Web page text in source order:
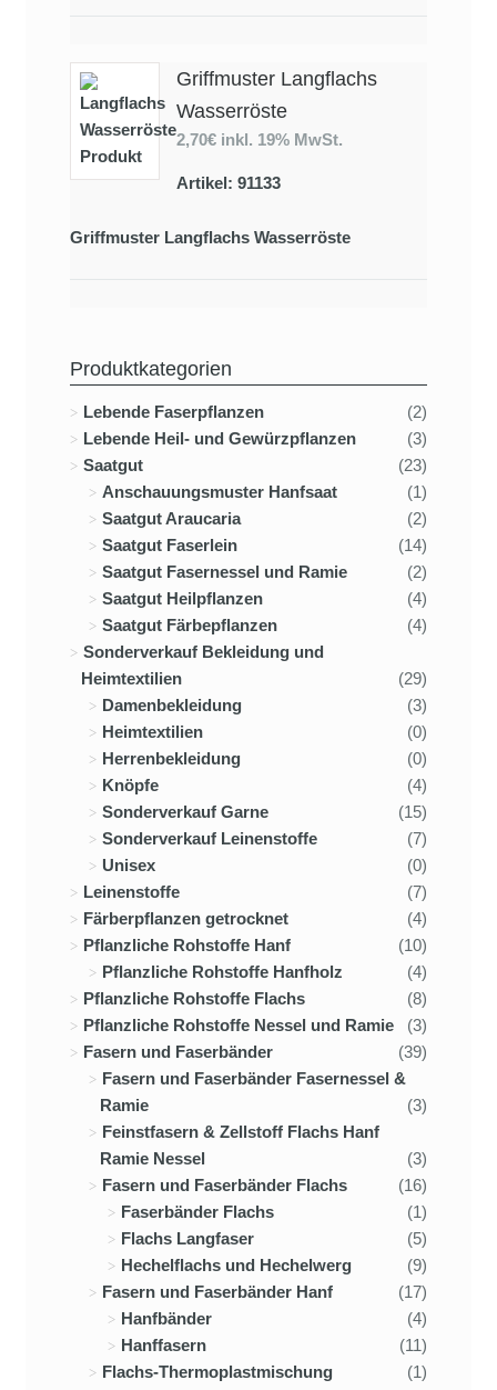
Griffmuster Langflachs
Wasserröste
2,70€ inkl. 19% MwSt.
Artikel: 91133
Griffmuster Langflachs Wasserröste
Produktkategorien
Lebende Faserpflanzen
(2)
Lebende Heil- und Gewürzpflanzen
(3)
Saatgut
(23)
Anschauungsmuster Hanfsaat
(1)
Saatgut Araucaria
(2)
Saatgut Faserlein
(14)
Saatgut Fasernessel und Ramie
(2)
Saatgut Heilpflanzen
(4)
Saatgut Färbepflanzen
(4)
Sonderverkauf Bekleidung und
Heimtextilien
(29)
Damenbekleidung
(3)
Heimtextilien
(0)
Herrenbekleidung
(0)
Knöpfe
(4)
Sonderverkauf Garne
(15)
Sonderverkauf Leinenstoffe
(7)
Unisex
(0)
Leinenstoffe
(7)
Färberpflanzen getrocknet
(4)
Pflanzliche Rohstoffe Hanf
(10)
Pflanzliche Rohstoffe Hanfholz
(4)
Pflanzliche Rohstoffe Flachs
(8)
Pflanzliche Rohstoffe Nessel und Ramie
(3)
Fasern und Faserbänder
(39)
Fasern und Faserbänder Fasernessel &
Ramie
(3)
Feinstfasern & Zellstoff Flachs Hanf
Ramie Nessel
(3)
Fasern und Faserbänder Flachs
(16)
Faserbänder Flachs
(1)
Flachs Langfaser
(5)
Hechelflachs und Hechelwerg
(9)
Fasern und Faserbänder Hanf
(17)
Hanfbänder
(4)
Hanffasern
(11)
Flachs-Thermoplastmischung
(1)